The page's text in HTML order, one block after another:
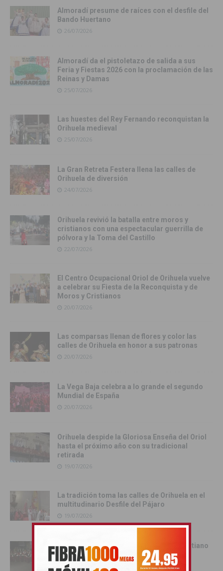
Almoradí presume de raíces con el desfile del
Bando Huertano
26/07/2026
Almoradí da el pistoletazo de salida a sus
Feria y Fiestas 2026 con la proclamación de las
Reinas y Damas
25/07/2026
Las huestes del Rey Fernando reconquistan la
Orihuela medieval
25/07/2026
La Gran Retreta Festera llena las calles de
Orihuela de diversión
24/07/2026
Orihuela revivió la batalla entre moros y
cristianos con una espectacular guerrilla de
pólvora y la Toma del Castillo
22/07/2026
El Centro Ocupacional Oriol de Orihuela vuelve
a celebrar su Fiesta de la Reconquista y de
Moros y Cristianos
20/07/2026
Las comparsas llenan de flores y color las
calles de Orihuela en honor a sus patronas
20/07/2026
La Vega Baja celebra a lo grande el segundo
Mundial de España
20/07/2026
Orihuela despide la Gloriosa Enseña del Oriol
hasta el próximo año con su tradicional
retirada
19/07/2026
La tradición toma las calles de Orihuela en el
multitudinario Desfile del Pájaro
19/07/2026
Cox se rinde al esplendor del Bando Cristiano
18/07/2026